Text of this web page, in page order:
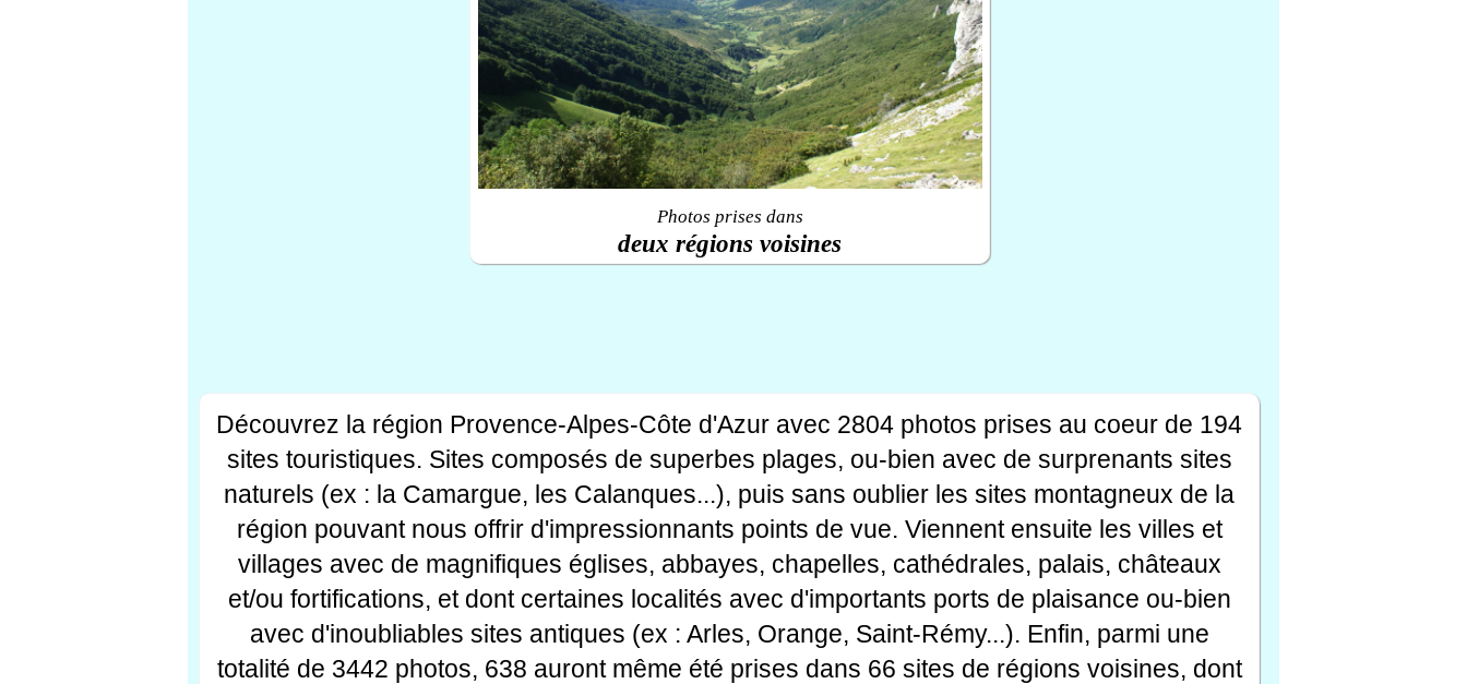
Photos prises dans
deux régions voisines
Découvrez la région Provence-Alpes-Côte d'Azur avec 2804 photos prises au coeur de 194
sites touristiques. Sites composés de superbes plages, ou-bien avec de surprenants sites
naturels (ex : la Camargue, les Calanques...), puis sans oublier les sites montagneux de la
région pouvant nous offrir d'impressionnants points de vue. Viennent ensuite les villes et
villages avec de magnifiques églises, abbayes, chapelles, cathédrales, palais, châteaux
et/ou fortifications, et dont certaines localités avec d'importants ports de plaisance ou-bien
avec d'inoubliables sites antiques (ex : Arles, Orange, Saint-Rémy...). Enfin, parmi une
totalité de 3442 photos, 638 auront même été prises dans 66 sites de régions voisines, dont